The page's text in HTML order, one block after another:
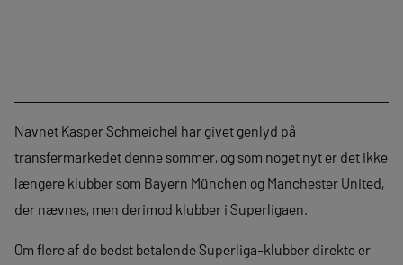
Navnet Kasper Schmeichel har givet genlyd på
transfermarkedet denne sommer, og som noget nyt er det ikke
længere klubber som Bayern München og Manchester United,
der nævnes, men derimod klubber i Superligaen.
Om flere af de bedst betalende Superliga-klubber direkte er